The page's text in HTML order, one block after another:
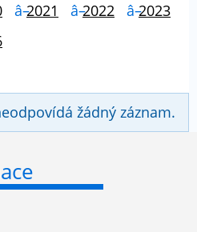
2021 2022
2023
žádný záznam.